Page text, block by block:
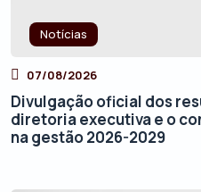
Notícias
07/08/2026
Divulgação oficial dos
diretoria executiva e o
na gestão 2026-2029